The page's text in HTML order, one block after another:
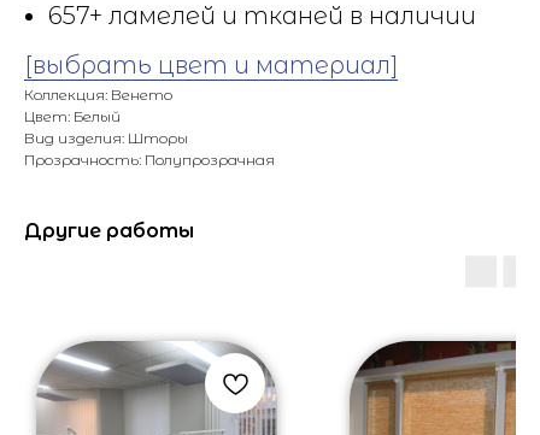
657+ ламелей и тканей в наличии
[выбрать цвет и материал]
Коллекция: Венето
Цвет: Белый
Вид изделия: Шторы
Прозрачность: Полупрозрачная
Другие работы